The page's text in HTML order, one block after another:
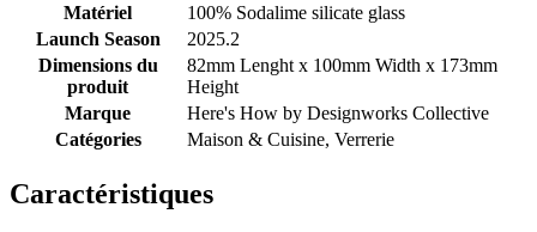
Matériel
100% Sodalime silicate glass
Launch Season
2025.2
Dimensions du
produit
82mm Lenght x 100mm Width x 173mm
Height
Marque
Here's How by Designworks Collective
Catégories
Maison & Cuisine, Verrerie
Caractéristiques